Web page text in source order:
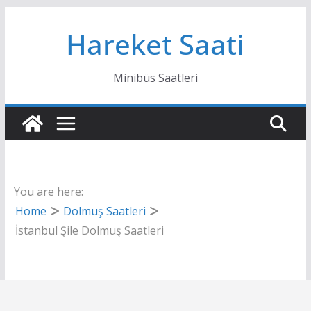
Hareket Saati
Minibüs Saatleri
You are here:
Home
Dolmuş Saatleri
İstanbul Şile Dolmuş Saatleri